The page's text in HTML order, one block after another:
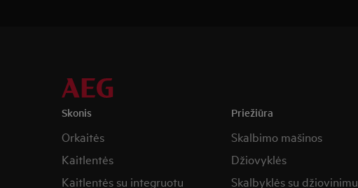
Skonis
Orkaitės
Kaitlentės
Kaitlentės su integruotu
Priežiūra
Skalbimo mašinos
Džiovyklės
Skalbyklės su džiovinimu